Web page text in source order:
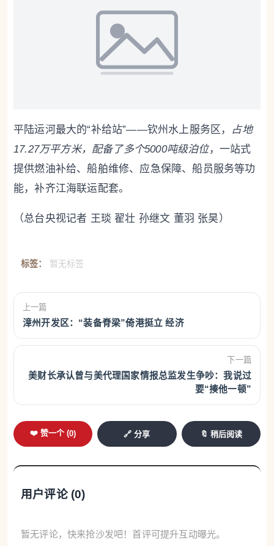
平陆运河最大的“补给站”——钦州水上服务区，
占地
17.27万平方米，配备了多个5000吨级泊位，一站式
提供燃油补给、船舶维修、应急保障、船员服务等功
能，补齐江海联运配套。
（总台央视记者 王琰 翟壮 孙继文 董羽 张昊）
标签： 暂无标签
上一篇
漳州开发区：“装备脊梁”倚港挺立 经济
下一篇
美财长承认曾与美代理国家情报总监发生争吵：我说过
要“揍他一顿”
❤️ 赞一个 (0) 🔗 分享 🔖 稍后阅读
用户评论 (0)
暂无评论，快来抢沙发吧！首评可提升互动曝光。